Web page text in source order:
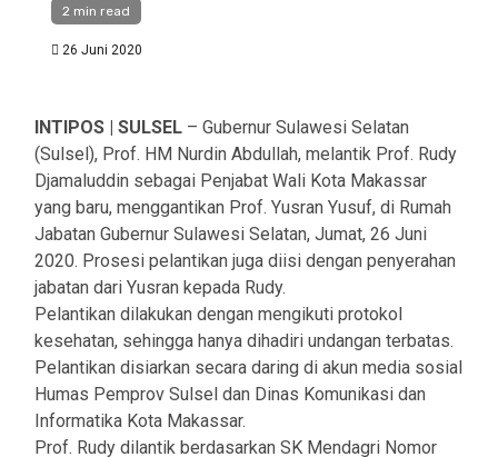
2 min read
26 Juni 2020
INTIPOS | SULSEL – Gubernur Sulawesi Selatan
(Sulsel), Prof. HM Nurdin Abdullah, melantik Prof. Rudy
Djamaluddin sebagai Penjabat Wali Kota Makassar
yang baru, menggantikan Prof. Yusran Yusuf, di Rumah
Jabatan Gubernur Sulawesi Selatan, Jumat, 26 Juni
2020. Prosesi pelantikan juga diisi dengan penyerahan
jabatan dari Yusran kepada Rudy.
Pelantikan dilakukan dengan mengikuti protokol
kesehatan, sehingga hanya dihadiri undangan terbatas.
Pelantikan disiarkan secara daring di akun media sosial
Humas Pemprov Sulsel dan Dinas Komunikasi dan
Informatika Kota Makassar.
Prof. Rudy dilantik berdasarkan SK Mendagri Nomor